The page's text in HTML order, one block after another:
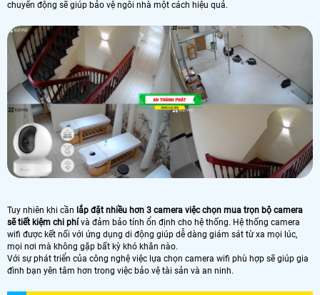
chuyển động sẽ giúp bảo vệ ngôi nhà một cách hiệu quả.
Tuy nhiên khi cần lắp đặt nhiều hơn 3 camera việc chọn mua trọn bộ camera
sẽ tiết kiệm chi phívà đảm bảo tính ổn định cho hệ thống. Hệ thống camera
wifi được kết nối với ứng dụng di động giúp dễ dàng giám sát từ xa mọi lúc,
mọi nơi mà không gặp bất kỳ khó khăn nào.
Với sự phát triển của công nghệ việc lựa chọn camera wifi phù hợp sẽ giúp gia
đình bạn yên tâm hơn trong việc bảo vệ tài sản và an ninh.